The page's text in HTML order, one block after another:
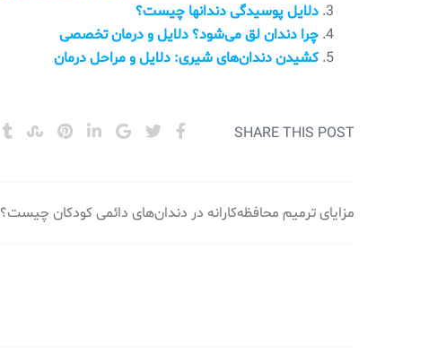
دلایل پوسیدگی دندانها چیست؟
چرا دندان لق می‌شود؟ دلایل و درمان تخصصی
کشیدن دندان‌های شیری: دلایل و مراحل درمان
SHARE THIS POST
راهبری
مزایای ترمیم محافظه‌کارانه در دندان‌های دائمی کودکان چیست؟